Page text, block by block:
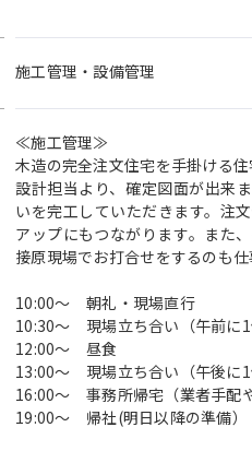
施工管理・設備管理
≪施工管理≫
木造の完全注文住宅を手掛ける
設計担当より、確定図面が出来
いを完工していただきます。注
アップにもつながります。また
接原現場でお打合せをするのも仕
10:00～ 朝礼・現場直行
10:30～ 現場立ち合い（午前に1
12:00～ 昼食
13:00～ 現場立ち合い（午後に1
16:00～ 事務所帰宅（業者手配
19:00～ 帰社(明日以降の準備）